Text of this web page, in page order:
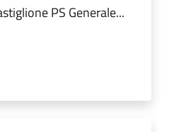
PS Generale...